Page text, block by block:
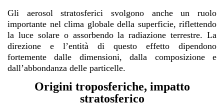
Gli aerosol stratosferici svolgono anche un ruolo
importante nel clima globale della superficie, riflettendo
la luce solare o assorbendo la radiazione terrestre. La
direzione e l’entità di questo effetto dipendono
fortemente dalle dimensioni, dalla composizione e
dall’abbondanza delle particelle.
Origini troposferiche, impatto
stratosferico